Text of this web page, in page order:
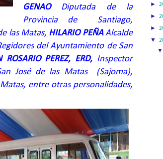
GENAODiputada de la
Provincia de
Santiago,
las Matas, HILARIO PEÑAAlcalde
del Ayuntamiento de San
ROSARIO PEREZ, ERD, Inspector
José de las Matas
(Sajoma),
entre otras personalidades,
►
►
►
▼
▼